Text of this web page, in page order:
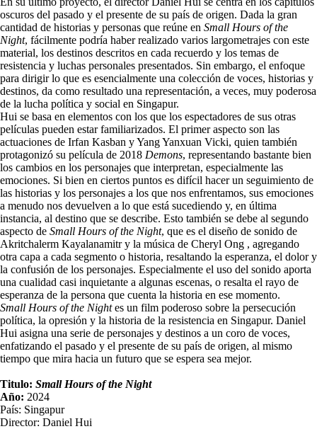
oscuros del pasado y el presente de su país de origen. Dada la gran
cantidad de historias y personas que reúne en Small Hours of the
Night, fácilmente podría haber realizado varios largometrajes con este
material, los destinos descritos en cada recuerdo y los temas de
resistencia y luchas personales presentados. Sin embargo, el enfoque
para dirigir lo que es esencialmente una colección de voces, historias y
destinos, da como resultado una representación, a veces, muy poderosa
de la lucha política y social en Singapur.
Hui se basa en elementos con los que los espectadores de sus otras
películas pueden estar familiarizados. El primer aspecto son las
actuaciones de Irfan Kasban y Yang Yanxuan Vicki, quien también
protagonizó su película de 2018 Demons, representando bastante bien
los cambios en los personajes que interpretan, especialmente las
emociones. Si bien en ciertos puntos es difícil hacer un seguimiento de
las historias y los personajes a los que nos enfrentamos, sus emociones
a menudo nos devuelven a lo que está sucediendo y, en última
instancia, al destino que se describe. Esto también se debe al segundo
aspecto de Small Hours of the Night, que es el diseño de sonido de
Akritchalerm Kayalanamitry la música de Cheryl Ong , agregando
otra capa a cada segmento o historia, resaltando la esperanza, el dolor y
la confusión de los personajes. Especialmente el uso del sonido aporta
una cualidad casi inquietante a algunas escenas, o resalta el rayo de
esperanza de la persona que cuenta la historia en ese momento.
Small Hours of the Nightes un film poderoso sobre la persecución
política, la opresión y la historia de la resistencia en Singapur. Daniel
Hui asigna una serie de personajes y destinos a un coro de voces,
enfatizando el pasado y el presente de su país de origen, al mismo
tiempo que mira hacia un futuro que se espera sea mejor.
Titulo: Small Hours of the Night
Año: 2024
País: Singapur
Director: Daniel Hui